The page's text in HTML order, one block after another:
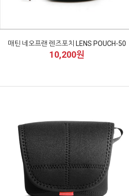
매틴 네오프랜 렌즈포치 LENS POUCH-50
10,200원